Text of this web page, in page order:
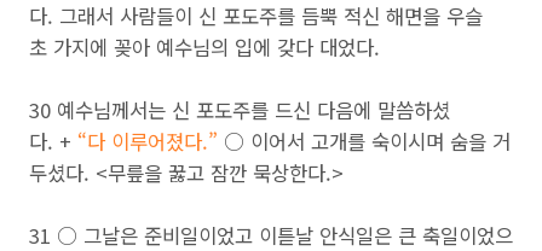
다. 그래서 사람들이 신 포도주를 듬뿍 적신 해면을 우슬
초 가지에 꽂아 예수님의 입에 갖다 대었다.
30 예수님께서는 신 포도주를 드신 다음에 말씀하셨
다. + “다 이루어졌다.” ○ 이어서 고개를 숙이시며 숨을 거
두셨다. <무릎을 꿇고 잠깐 묵상한다.>
31 ○ 그날은 준비일이었고 이튿날 안식일은 큰 축일이었으